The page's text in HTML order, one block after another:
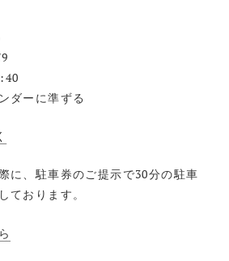
ダーに準ずる
に、駐車券のご提示で30分の駐車
ております。